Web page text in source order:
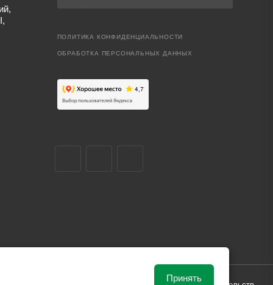
ПОЛИТИКА КОНФИДЕНЦИАЛЬНОСТИ
ОБРАБОТКА ПЕРСОНАЛЬНЫХ ДАННЫХ
Принять